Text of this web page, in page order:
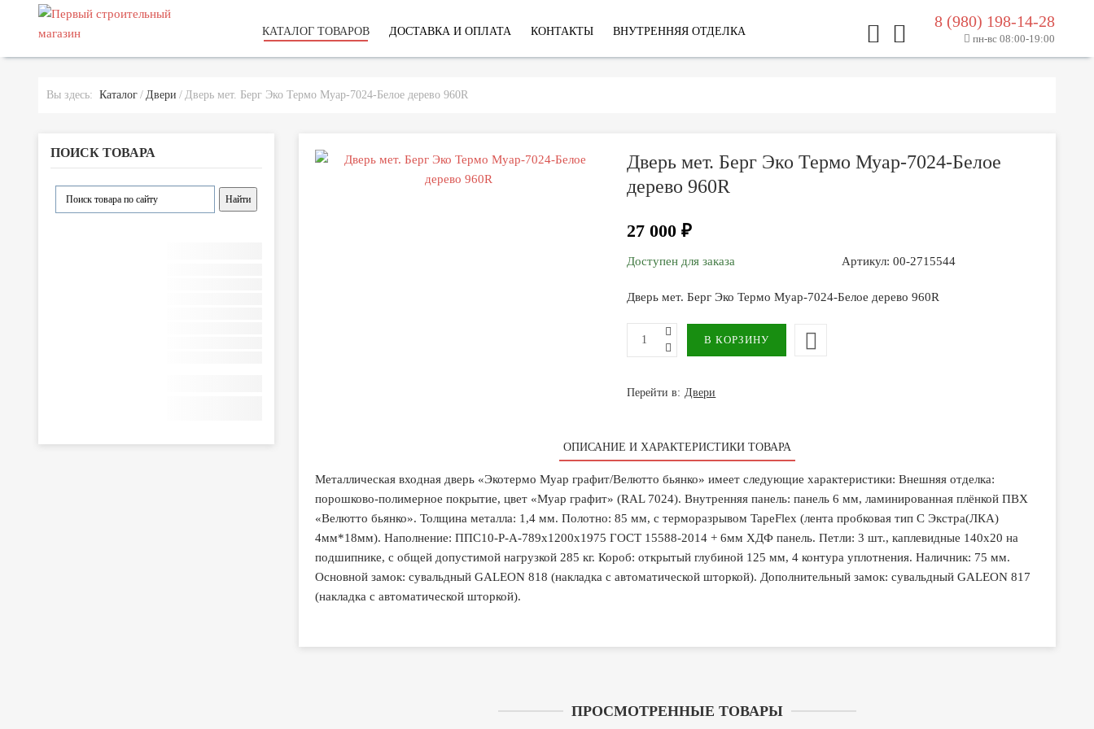
КАТАЛОГ ТОВАРОВ ДОСТАВКА И ОПЛАТА КОНТАКТЫ ВНУТРЕННЯЯ ОТДЕЛКА
8 (980) 198-14-28
пн-вс 08:00-19:00
Вы здесь: Каталог Двери Дверь мет. Берг Эко Термо Муар-7024-Белое дерево 960R
ПОИСК ТОВАРА
Дверь мет. Берг Эко Термо Муар-7024-Белое
дерево 960R
27 000 ₽
Доступен для заказа Артикул: 00-2715544
Дверь мет. Берг Эко Термо Муар-7024-Белое дерево 960R
Перейти в: Двери
ОПИСАНИЕ И ХАРАКТЕРИСТИКИ ТОВАРА
Металлическая входная дверь «Экотермо Муар графит/Велютто бьянко» имеет следующие характеристики: Внешняя отделка:
порошково-полимерное покрытие, цвет «Муар графит» (RAL 7024). Внутренняя панель: панель 6 мм, ламинированная плёнкой ПВХ
«Велютто бьянко». Толщина металла: 1,4 мм. Полотно: 85 мм, с терморазрывом TapeFlex (лента пробковая тип С Экстра(ЛКА)
4мм*18мм). Наполнение: ППС10-Р-А-789х1200х1975 ГОСТ 15588-2014 + 6мм ХДФ панель. Петли: 3 шт., каплевидные 140х20 на
подшипнике, с общей допустимой нагрузкой 285 кг. Короб: открытый глубиной 125 мм, 4 контура уплотнения. Наличник: 75 мм.
Основной замок: сувальдный GALEON 818 (накладка с автоматической шторкой). Дополнительный замок: сувальдный GALEON 817
(накладка с автоматической шторкой).
ПРОСМОТРЕННЫЕ ТОВАРЫ